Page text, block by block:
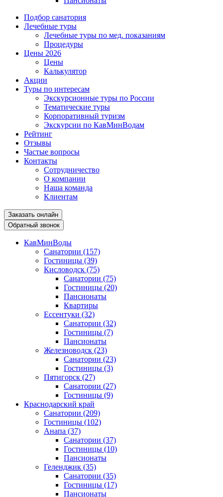
Подбор санатория
Лечебные туры
Лечебные туры по мед. показаниям
Процедуры
Цены 2026
Цены
Калькулятор
Акции
Туры по интересам
Экскурсионные туры по России
Тематические туры
Корпоративный туризм
Экскурсии по КавМинВодам
Рейтинг
Отзывы
Частые вопросы
Контакты
Сотрудничество
О компании
Наша команда
Клиентам
Заказать онлайн
Обратный звонок
КавМинВоды
Санатории (157)
Гостиницы (39)
Кисловодск (75)
Санатории (75)
Гостиницы (20)
Пансионаты
Квартиры
Ессентуки (32)
Санатории (32)
Гостиницы (7)
Пансионаты
Железноводск (23)
Санатории (23)
Гостиницы (3)
Пятигорск (27)
Санатории (27)
Гостиницы (9)
Краснодарский край
Санатории (209)
Гостиницы (102)
Анапа (37)
Санатории (37)
Гостиницы (10)
Пансионаты
Геленджик (35)
Санатории (35)
Гостиницы (17)
Пансионаты